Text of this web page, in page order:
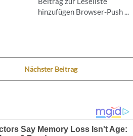
hinzufügen Browser-Push ...
Nächster Beitrag